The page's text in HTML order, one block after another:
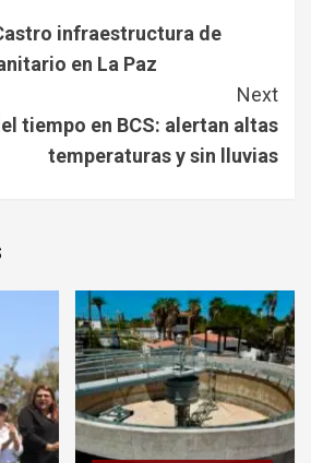
infraestructura de
en La Paz
Next
tiempo en BCS: alertan altas
temperaturas y sin lluvias